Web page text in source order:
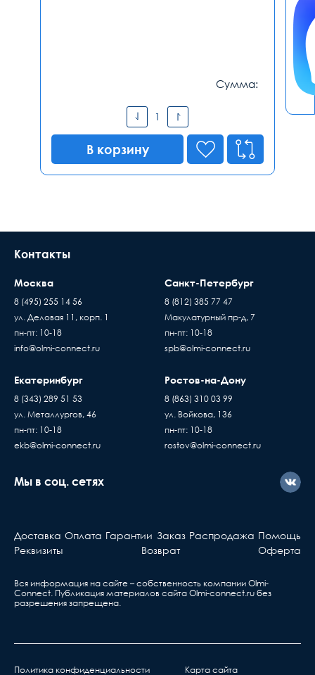
Сумма:
В корзину
Контакты
Москва
8 (495) 255 14 56
ул. Деловая 11, корп. 1
пн-пт: 10-18
info@olmi-connect.ru
Санкт-Петербург
8 (812) 385 77 47
Макулатурный пр-д, 7
пн-пт: 10-18
spb@olmi-connect.ru
Екатеринбург
8 (343) 289 51 53
ул. Металлургов, 46
пн-пт: 10-18
ekb@olmi-connect.ru
Ростов-на-Дону
8 (863) 310 03 99
ул. Войкова, 136
пн-пт: 10-18
rostov@olmi-connect.ru
Мы в соц. сетях
Доставка Оплата Гарантии Заказ Распродажа Помощь
Реквизиты
Возврат Оферта
Вся информация на сайте – собственность компании Olmi-
Сonnect. Публикация материалов сайта Olmi-connect.ru без
разрешения запрещена.
Политика конфиденциальности Карта сайта